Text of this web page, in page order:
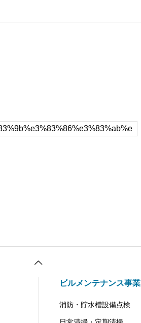
ビルメンテナンス事業
消防・貯水槽設備点検